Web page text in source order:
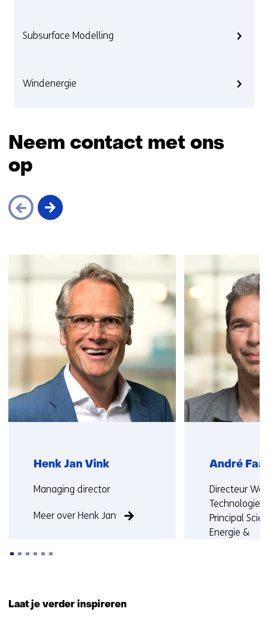
Subsurface Modelling
Windenergie
Neem contact met ons
op
contact
met
Henk Jan Vink
Functie:
Managing director
Meer over Henk Jan
André
Functie:
Directeur
Technologie
Principal
Energie &
Laat je verder inspireren